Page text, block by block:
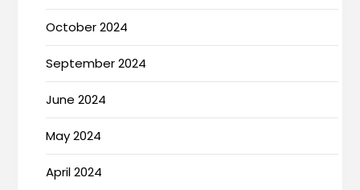
October 2024
September 2024
June 2024
May 2024
April 2024